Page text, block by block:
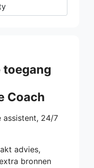
toegang
Coach
assistent, 24/7
advies,
bronnen